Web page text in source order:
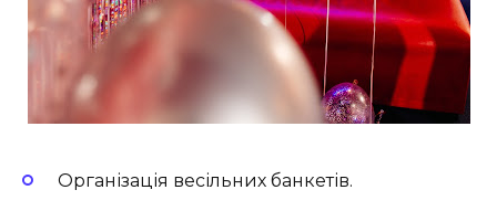
Організація весільних банкетів.